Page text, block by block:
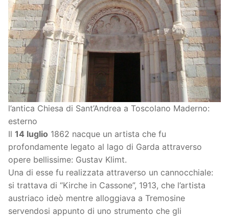
l’antica Chiesa di Sant’Andrea a Toscolano Maderno:
esterno
Il 14 luglio 1862 nacque un artista che fu
profondamente legato al lago di Garda attraverso
opere bellissime: Gustav Klimt.
Una di esse fu realizzata attraverso un cannocchiale:
si trattava di “Kirche in Cassone”, 1913, che l’artista
austriaco ideò mentre alloggiava a Tremosine
servendosi appunto di uno strumento che gli